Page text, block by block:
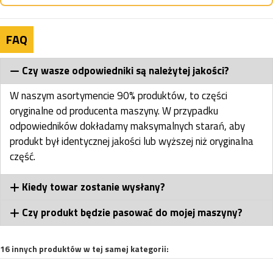
FAQ
Czy wasze odpowiedniki są należytej jakości?
W naszym asortymencie 90% produktów, to części
oryginalne od producenta maszyny. W przypadku
odpowiedników dokładamy maksymalnych starań, aby
produkt był identycznej jakości lub wyższej niż oryginalna
część.
Kiedy towar zostanie wysłany?
Czy produkt będzie pasować do mojej maszyny?
16 innych produktów w tej samej kategorii: